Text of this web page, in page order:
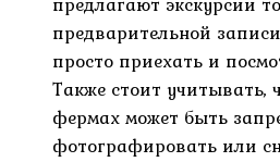
предварительной
просто приехать и
Также стоит учитывать,
фермах может быть
фотографировать или